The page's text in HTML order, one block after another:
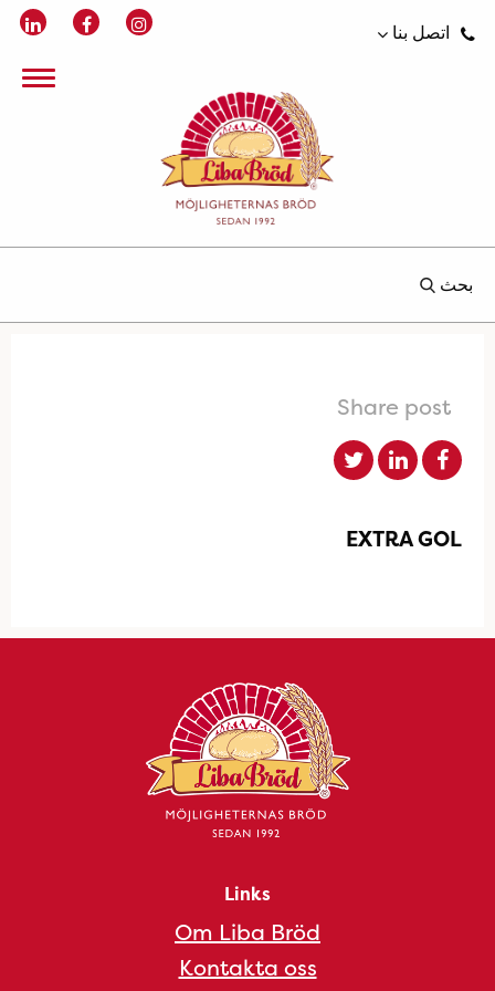
اتصل بنا
بحث
Share post
EXTRA GOL
Links
Om Liba Bröd
Kontakta oss